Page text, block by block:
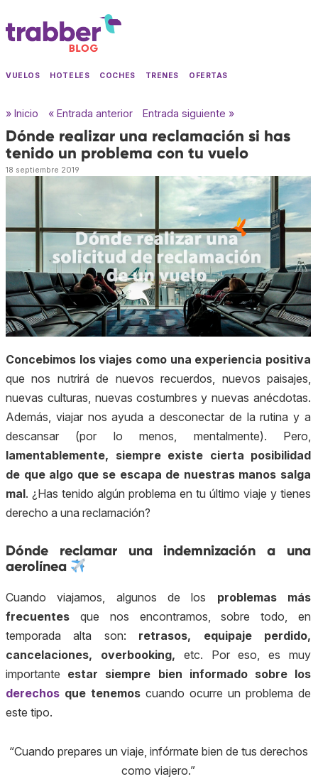
VUELOS HOTELES COCHES TRENES OFERTAS
» Inicio « Entrada anterior Entrada siguiente »
Dónde realizar una reclamación si has
tenido un problema con tu vuelo
18 septiembre 2019
Concebimos los viajes como una experiencia positiva
que nos nutrirá de nuevos recuerdos, nuevos paisajes,
nuevas culturas, nuevas costumbres y nuevas anécdotas.
Además, viajar nos ayuda a desconectar de la rutina y a
descansar (por lo menos, mentalmente). Pero,
lamentablemente, siempre existe cierta posibilidad
de que algo que se escapa de nuestras manos salga
mal. ¿Has tenido algún problema en tu último viaje y tienes
derecho a una reclamación?
Dónde reclamar una indemnización a una
aerolínea
Cuando viajamos, algunos de los problemas más
frecuentes que nos encontramos, sobre todo, en
temporada alta son: retrasos, equipaje perdido,
cancelaciones, overbooking, etc. Por eso, es muy
importante estar siempre bien informado sobre los
derechos que tenemos cuando ocurre un problema de
este tipo.
“Cuando prepares un viaje, infórmate bien de tus derechos
como viajero.”